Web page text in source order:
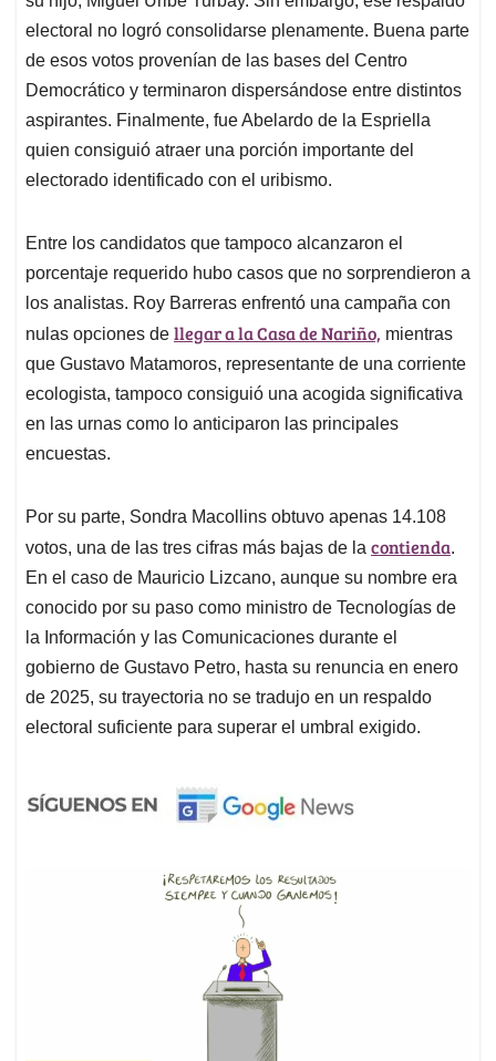
electoral no logró consolidarse plenamente. Buena parte
de esos votos provenían de las bases del Centro
Democrático y terminaron dispersándose entre distintos
aspirantes. Finalmente, fue Abelardo de la Espriella
quien consiguió atraer una porción importante del
electorado identificado con el uribismo.
Entre los candidatos que tampoco alcanzaron el
porcentaje requerido hubo casos que no sorprendieron a
los analistas. Roy Barreras enfrentó una campaña con
nulas opciones de llegar a la Casa de Nariño, mientras
que Gustavo Matamoros, representante de una corriente
ecologista, tampoco consiguió una acogida significativa
en las urnas como lo anticiparon las principales
encuestas.
Por su parte, Sondra Macollins obtuvo apenas 14.108
votos, una de las tres cifras más bajas de la contienda.
En el caso de Mauricio Lizcano, aunque su nombre era
conocido por su paso como ministro de Tecnologías de
la Información y las Comunicaciones durante el
gobierno de Gustavo Petro, hasta su renuncia en enero
de 2025, su trayectoria no se tradujo en un respaldo
electoral suficiente para superar el umbral exigido.